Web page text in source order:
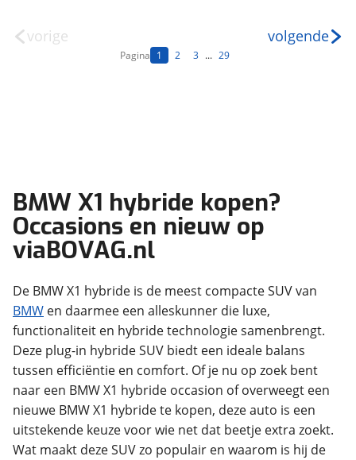
vorige
Pagina 1 2 3 ... 29
volgende
BMW X1 hybride kopen?
Occasions en nieuw op
viaBOVAG.nl
De BMW X1 hybride is de meest compacte SUV van
BMW en daarmee een alleskunner die luxe,
functionaliteit en hybride technologie samenbrengt.
Deze plug-in hybride SUV biedt een ideale balans
tussen efficiëntie en comfort. Of je nu op zoek bent
naar een BMW X1 hybride occasion of overweegt een
nieuwe BMW X1 hybride te kopen, deze auto is een
uitstekende keuze voor wie net dat beetje extra zoekt.
Wat maakt deze SUV zo populair en waarom is hij de